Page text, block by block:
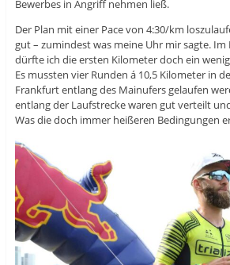
Bewerbes in Angriff nehmen ließ.
Der Plan mit einer Pace von 4:30/km
gut – zumindest was meine Uhr mir sagte.
dürfte ich die ersten Kilometer doch ein
Es mussten vier Runden á 10,5 Kilometer in
Frankfurt entlang des Mainufers gelaufen
entlang der Laufstrecke waren gut verteilt
Was die doch immer heißeren Bedingungen